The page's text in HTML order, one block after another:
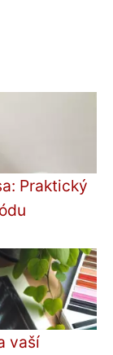
Praktický
vaší